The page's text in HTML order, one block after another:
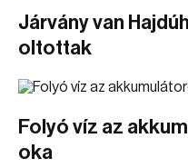
Járvány van
oltottak
Folyó víz az
oka